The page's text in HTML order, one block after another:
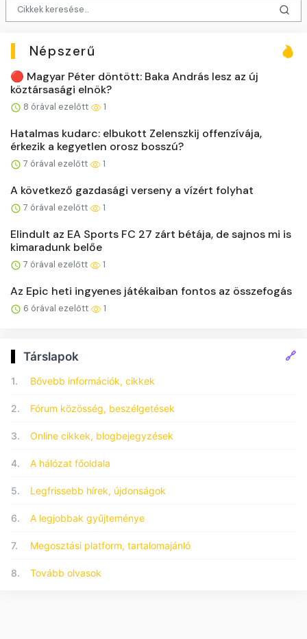
Népszerű
🔴 Magyar Péter döntött: Baka András lesz az új
köztársasági elnök?
8 órával ezelőtt 1
Hatalmas kudarc: elbukott Zelenszkij offenzívája,
érkezik a kegyetlen orosz bosszú?
7 órával ezelőtt 1
A következő gazdasági verseny a vízért folyhat
7 órával ezelőtt 1
Elindult az EA Sports FC 27 zárt bétája, de sajnos mi is
kimaradunk belőe
7 órával ezelőtt 1
Az Epic heti ingyenes játékaiban fontos az összefogás
6 órával ezelőtt 1
Társlapok 🔗
1. Bővebb információk, cikkek
2. Fórum közösség, beszélgetések
3. Online cikkek, blogbejegyzések
4. A hálózat főoldala
5. Legfrissebb hírek, újdonságok
6. A legjobbak gyűjteménye
7. Megosztási platform, tartalomajánló
8. Tovább olvasok